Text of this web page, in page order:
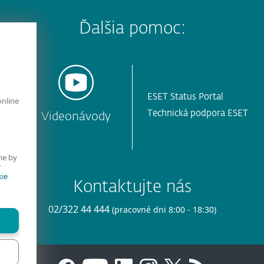
Ďalšia pomoc:
Videonávody
ESET Status Portal
Technická podpora ESET
Kontaktujte nás
02/322 44 444 (pracovné dni 8:00 - 18:30)
by